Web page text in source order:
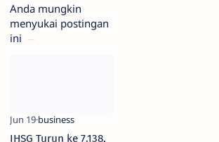
Anda mungkin
menyukai postingan
ini
IHSG Turun ke 7.138,